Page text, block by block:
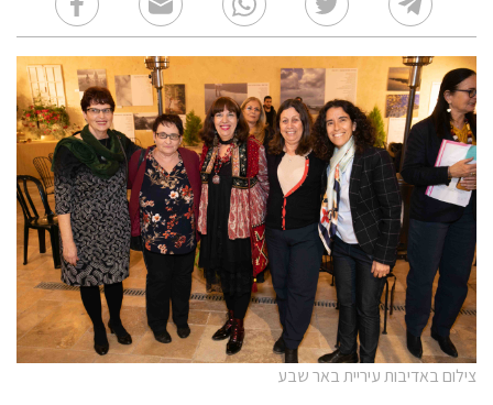
צילום באדיבות עיריית באר שבע